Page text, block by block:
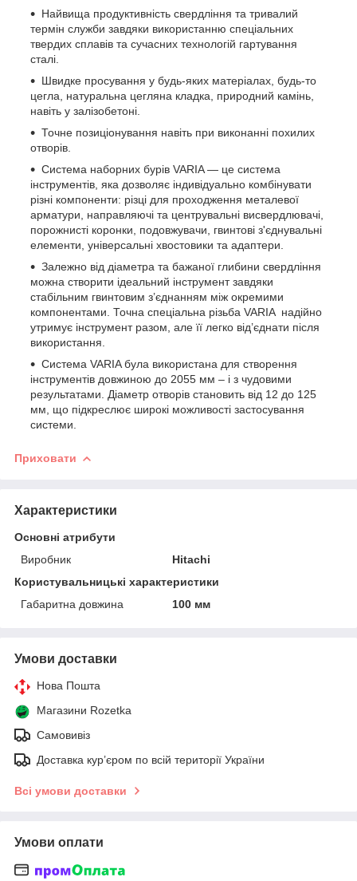
Найвища продуктивність свердління та тривалий
термін служби завдяки використанню спеціальних
твердих сплавів та сучасних технологій гартування
сталі.
Швидке просування у будь-яких матеріалах, будь-то
цегла, натуральна цегляна кладка, природний камінь,
навіть у залізобетоні.
Точне позиціонування навіть при виконанні похилих
отворів.
Система наборних бурів VARIA — це система
інструментів, яка дозволяє індивідуально комбінувати
різні компоненти: різці для проходження металевої
арматури, направляючі та центрувальні висвердлювачі,
порожнисті коронки, подовжувачи, гвинтові з'єднувальні
елементи, універсальні хвостовики та адаптери.
Залежно від діаметра та бажаної глибини свердління
можна створити ідеальний інструмент завдяки
стабільним гвинтовим з’єднанням між окремими
компонентами. Точна спеціальна різьба VARIA надійно
утримує інструмент разом, але її легко від’єднати після
використання.
Система VARIA була використана для створення
інструментів довжиною до 2055 мм – і з чудовими
результатами. Діаметр отворів становить від 12 до 125
мм, що підкреслює широкі можливості застосування
системи.
Приховати
Характеристики
Основні атрибути
Виробник
Hitachi
Користувальницькі характеристики
Габаритна довжина
100 мм
Умови доставки
Нова Пошта
Магазини Rozetka
Самовивіз
Доставка кур’єром по всій території України
Всі умови доставки
Умови оплати